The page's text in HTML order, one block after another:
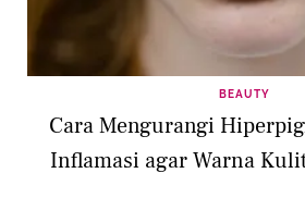
BEAUTY
Cara Mengurangi
Inflamasi agar Warna